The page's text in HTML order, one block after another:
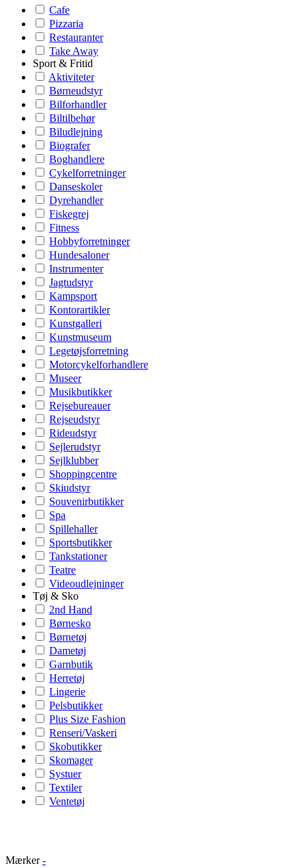
Cafe
Pizzaria
Restauranter
Take Away
Sport & Fritid
Aktiviteter
Børneudstyr
Bilforhandler
Biltilbehør
Biludlejning
Biografer
Boghandlere
Cykelforretninger
Danseskoler
Dyrehandler
Fiskegrej
Fitness
Hobbyforretninger
Hundesaloner
Instrumenter
Jagtudstyr
Kampsport
Kontorartikler
Kunstgalleri
Kunstmuseum
Legetøjsforretning
Motorcykelforhandlere
Museer
Musikbutikker
Rejsebureauer
Rejseudstyr
Rideudstyr
Sejlerudstyr
Sejlklubber
Shoppingcentre
Skiudstyr
Souvenirbutikker
Spa
Spillehaller
Sportsbutikker
Tankstationer
Teatre
Videoudlejninger
Tøj & Sko
2nd Hand
Børnesko
Børnetøj
Dametøj
Garnbutik
Herretøj
Lingerie
Pelsbutikker
Plus Size Fashion
Renseri/Vaskeri
Skobutikker
Skomager
Systuer
Textiler
Ventetøj
Mærker -